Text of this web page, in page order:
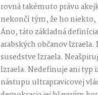
rovná takémuto právu
nekončí tým, že ho
Áno, táto základná
arabských občanov
susedstve Izraela.
Izraela. Nedefinuje ani typ
nástupu ultrapravicovej